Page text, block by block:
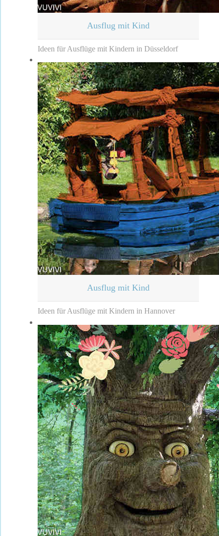
Ausflug mit Kind
Ideen für Ausflüge mit Kindern in Düsseldorf
Ausflug mit Kind
Ideen für Ausflüge mit Kindern in Hannover